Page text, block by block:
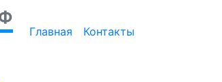
Главная Контакты